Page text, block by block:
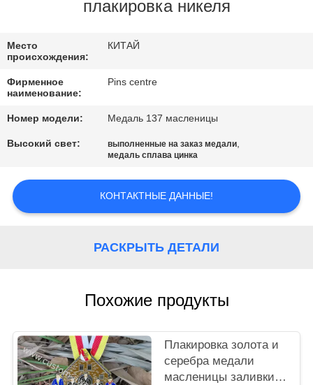
КАЧЕСТВА
СВЯЖИТЕСЬ
МЫ
НОВОСТИ
КАРТА
плакировка никеля
Место
происхождения:
КИТАЙ
Фирменное
наименование:
Pins centre
Номер модели: Медаль 137 масленицы
Высокий свет: выполненные на заказ медали,
медаль сплава цинка
КОНТАКТНЫЕ ДАННЫЕ!
РАСКРЫТЬ ДЕТАЛИ
Похожие продукты
Плакировка золота и
серебра медали
масленицы заливки